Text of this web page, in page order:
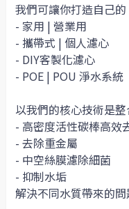
我們可讓你打造自己的
- 家用 | 營業用
- 攜帶式 | 個人濾心
- DIY客製化濾心
- POE | POU 淨水系統
以我們的核心技術是
- 高密度活性碳棒高效
- 去除重金屬
- 中空絲膜濾除細菌
- 抑制水垢
解決不同水質帶來的